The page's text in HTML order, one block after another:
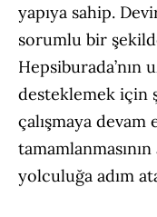
yapıya sahip.
sorumlu bir
Hepsiburada’nın
desteklemek için
çalışmaya
yolculuğa adım